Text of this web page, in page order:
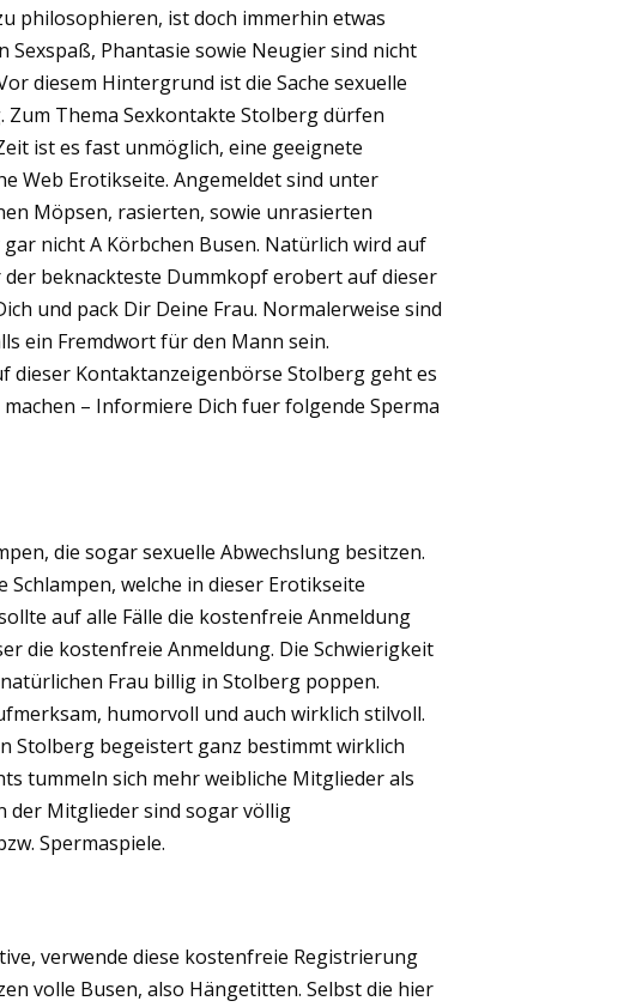
philosophieren, ist doch immerhin etwas
Sexspaß, Phantasie sowie Neugier sind nicht
diesem Hintergrund ist die Sache sexuelle
Thema Sexkontakte Stolberg dürfen
ist es fast unmöglich, eine geeignete
Web Erotikseite. Angemeldet sind unter
Möpsen, rasierten, sowie unrasierten
nicht A Körbchen Busen. Natürlich wird auf
beknackteste Dummkopf erobert auf dieser
und pack Dir Deine Frau. Normalerweise sind
ein Fremdwort für den Mann sein.
dieser Kontaktanzeigenbörse Stolberg geht es
– Informiere Dich fuer folgende Sperma
die sogar sexuelle Abwechslung besitzen.
welche in dieser Erotikseite
auf alle Fälle die kostenfreie Anmeldung
die kostenfreie Anmeldung. Die Schwierigkeit
Frau billig in Stolberg poppen.
humorvoll und auch wirklich stilvoll.
Stolberg begeistert ganz bestimmt wirklich
tummeln sich mehr weibliche Mitglieder als
der Mitglieder sind sogar völlig
Spermaspiele.
verwende diese kostenfreie Registrierung
volle Busen, also Hängetitten. Selbst die hier